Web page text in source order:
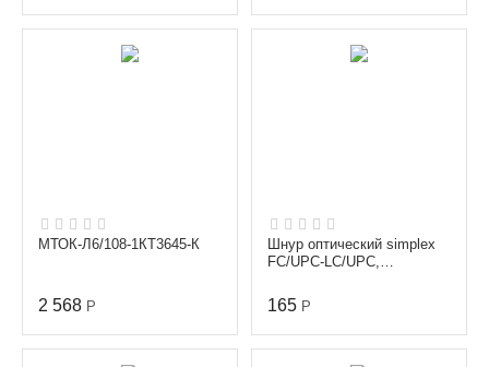
МТОК-Л6/108-1КТ3645-К
2 568 Р
Шнур оптический simplex
FC/UPC-LC/UPC,
диаметр 3.0 мм, длина...
165 Р